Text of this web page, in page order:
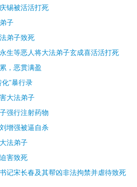
锡被活活打死
子
弟子致死
生等恶人将大法弟子玄成喜活活打死
，恶贯满盈
”暴行录
大法弟子
强行注射药物
增强被逼自杀
法弟子
害致死
记宋长春及其帮凶非法拘禁并虐待致死